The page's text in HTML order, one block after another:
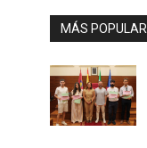
MÁS POPULAR